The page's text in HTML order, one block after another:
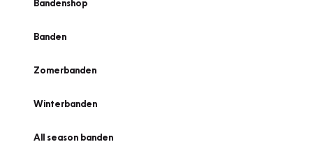
Bandenshop
Banden
Zomerbanden
Winterbanden
All season banden